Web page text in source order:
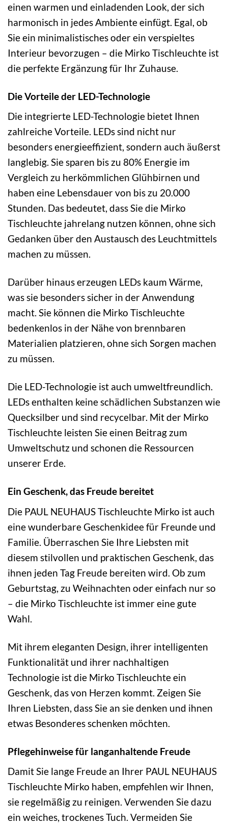
einen warmen und einladenden Look, der sich
harmonisch in jedes Ambiente einfügt. Egal, ob
Sie ein minimalistisches oder ein verspieltes
Interieur bevorzugen – die Mirko Tischleuchte ist
die perfekte Ergänzung für Ihr Zuhause.
Die Vorteile der LED-Technologie
Die integrierte LED-Technologie bietet Ihnen
zahlreiche Vorteile. LEDs sind nicht nur
besonders energieeffizient, sondern auch äußerst
langlebig. Sie sparen bis zu 80% Energie im
Vergleich zu herkömmlichen Glühbirnen und
haben eine Lebensdauer von bis zu 20.000
Stunden. Das bedeutet, dass Sie die Mirko
Tischleuchte jahrelang nutzen können, ohne sich
Gedanken über den Austausch des Leuchtmittels
machen zu müssen.
Darüber hinaus erzeugen LEDs kaum Wärme,
was sie besonders sicher in der Anwendung
macht. Sie können die Mirko Tischleuchte
bedenkenlos in der Nähe von brennbaren
Materialien platzieren, ohne sich Sorgen machen
zu müssen.
Die LED-Technologie ist auch umweltfreundlich.
LEDs enthalten keine schädlichen Substanzen wie
Quecksilber und sind recycelbar. Mit der Mirko
Tischleuchte leisten Sie einen Beitrag zum
Umweltschutz und schonen die Ressourcen
unserer Erde.
Ein Geschenk, das Freude bereitet
Die PAUL NEUHAUS Tischleuchte Mirko ist auch
eine wunderbare Geschenkidee für Freunde und
Familie. Überraschen Sie Ihre Liebsten mit
diesem stilvollen und praktischen Geschenk, das
ihnen jeden Tag Freude bereiten wird. Ob zum
Geburtstag, zu Weihnachten oder einfach nur so
– die Mirko Tischleuchte ist immer eine gute
Wahl.
Mit ihrem eleganten Design, ihrer intelligenten
Funktionalität und ihrer nachhaltigen
Technologie ist die Mirko Tischleuchte ein
Geschenk, das von Herzen kommt. Zeigen Sie
Ihren Liebsten, dass Sie an sie denken und ihnen
etwas Besonderes schenken möchten.
Pflegehinweise für langanhaltende Freude
Damit Sie lange Freude an Ihrer PAUL NEUHAUS
Tischleuchte Mirko haben, empfehlen wir Ihnen,
sie regelmäßig zu reinigen. Verwenden Sie dazu
ein weiches, trockenes Tuch. Vermeiden Sie